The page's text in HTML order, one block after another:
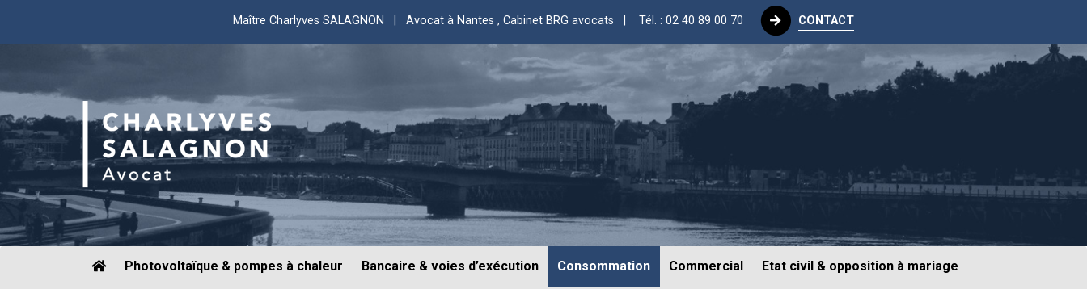
Maître Charlyves SALAGNON | Avocat à Nantes , Cabinet BRG avocats | Tél. : 02 40 89 00 70 CONTACT
Photovoltaïque & pompes à chaleur Bancaire & voies d’exécution Consommation Commercial Etat civil & opposition à mariage